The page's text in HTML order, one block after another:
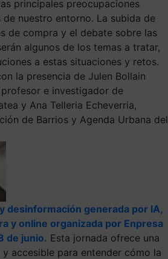
principales preocupaciones
nuestro entorno. La subida de
de compra y el debate sobre las
algunos de los temas a tratar,
a estas situaciones y retos.
la presencia de Julen Bollain
e investigador de
y Ana Telleria Echeverria,
de Barrios y Agenda Urbana del
desinformación generada por IA,
y online organizada por Enpresa
de junio. Esta jornada ofrece una
accesible para entender cómo la